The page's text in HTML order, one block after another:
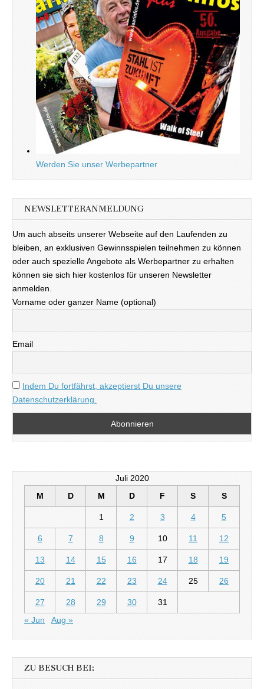
Werden Sie unser Werbepartner
NEWSLETTERANMELDUNG
Um auch abseits unserer Webseite auf den Laufenden zu
bleiben, an exklusiven Gewinnsspielen teilnehmen zu können
oder auch spezielle Angebote als Werbepartner zu erhalten
können sie sich hier kostenlos für unseren Newsletter
anmelden.
Vorname oder ganzer Name (optional)
Email
Indem Du fortfährst, akzeptierst Du unsere
Datenschutzerklärung.
Juli 2020
M
D M D F S S
1 2 3 4 5
6 7 8 9 10 11 12
13 14 15 16 17 18 19
20 21 22 23 24 25 26
27 28 29 30
31
« Jun
Aug »
ZU BESUCH BEI: